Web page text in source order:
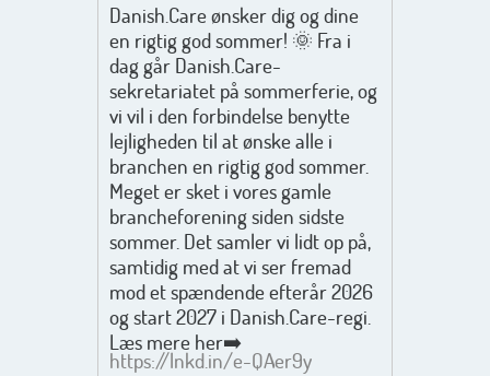
Danish.Care ønsker dig og dine
en rigtig god sommer! 🌞 Fra i
dag går Danish.Care-
sekretariatet på sommerferie, og
vi vil i den forbindelse benytte
lejligheden til at ønske alle i
branchen en rigtig god sommer.
Meget er sket i vores gamle
brancheforening siden sidste
sommer. Det samler vi lidt op på,
samtidig med at vi ser fremad
mod et spændende efterår 2026
og start 2027 i Danish.Care-regi.
Læs mere her➡️
https://lnkd.in/e-QAer9y